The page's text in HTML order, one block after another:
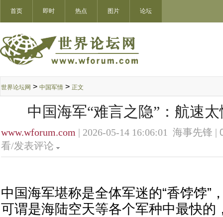
首页 即时 热点 图片 论坛
世界论坛网 > 中国军情 > 正文
中国海军“难言之隐”：航速
www.wforum.com | 2026-05-14 16:06:01 海事先锋 |
看/发表评论
中国海军堪称是全体军迷的“香饽饽”
可谓是海陆空天等各个军种中最快的